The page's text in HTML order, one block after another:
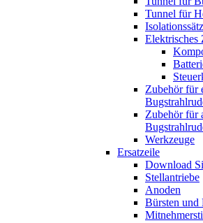
Tunnel für
Elektrisches
Zubehör für
Zubehör für
Werkzeuge
Ersatzeile
Download
Stellantriebe
Anoden
Bürsten und